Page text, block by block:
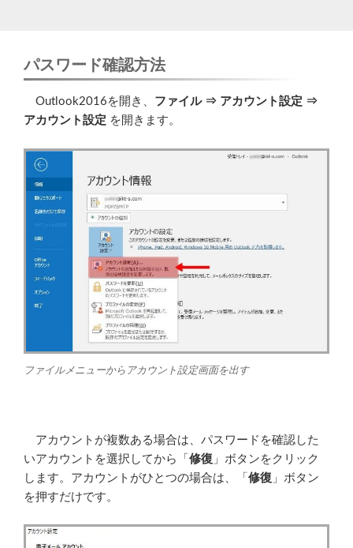
パスワード確認方法
Outlook2016を開き、 ファイル ⇒ アカウント設定 ⇒
アカウント設定 を開きます。
ファイルメニューからアカウント設定画面を出す
アカウントが複数ある場合は、パスワードを確認した
いアカウントを選択してから「 修復 」ボタンをクリック
します。アカウントがひとつの場合は、「 修復 」ボタン
を押すだけです。